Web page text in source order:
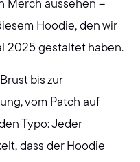
Merch aussehen –
Hoodie, den wir
2025 gestaltet haben.
bis zur
vom Patch auf
Typo: Jeder
dass der Hoodie